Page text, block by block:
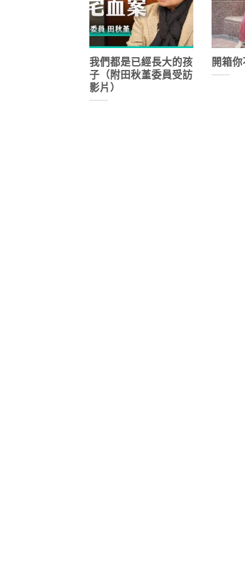
我們都是已經長大的孩
子（附田秋堇委員受訪
影片）
開箱